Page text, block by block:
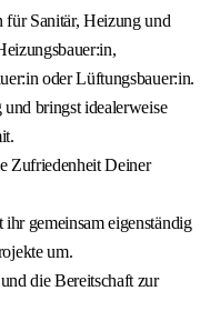
für Sanitär, Heizung und
oder Lüftungsbauer:in.
bringst idealerweise
Zufriedenheit Deiner
gemeinsam eigenständig
um.
die Bereitschaft zur